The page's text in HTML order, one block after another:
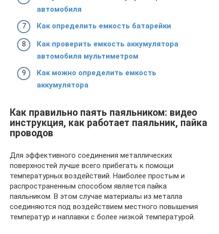
автомобиля
Как определить емкость батарейки
Как проверить емкость аккумулятора
автомобиля мультиметром
Как можно определить емкость
аккумулятора
Как правильно паять паяльником: видео
инструкция, как работает паяльник, пайка
проводов
Для эффективного соединения металлических
поверхностей лучше всего прибегать к помощи
температурных воздействий. Наиболее простым и
распространенным способом является пайка
паяльником. В этом случае материалы из металла
соединяются под воздействием местного повышения
температур и наплавки с более низкой температурой.